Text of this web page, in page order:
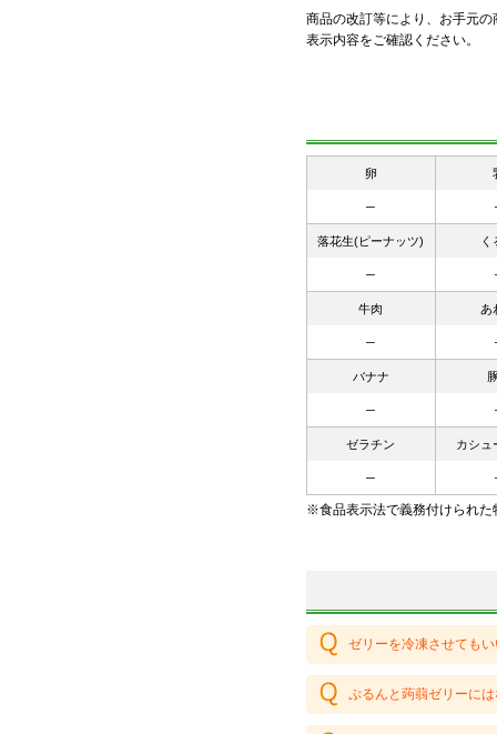
商品の改訂等により、お手元
表示内容をご確認ください。
卵
─
落花生(ピーナッツ) く
─
牛肉 あ
─
バナナ
─
ゼラチン カシュ
─
※食品表示法で義務付けられた
ゼリーを冷凍させても
ぷるんと蒟蒻ゼリーに